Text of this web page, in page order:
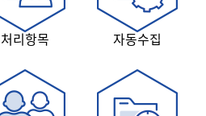
처리항목 자동수집